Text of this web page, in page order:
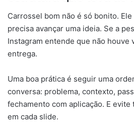
Carrossel bom não é só bonito.
precisa avançar uma ideia. Se a
Instagram entende que não houve
entrega.
Uma boa prática é seguir uma
conversa: problema, contexto,
fechamento com aplicação. E
em cada slide.